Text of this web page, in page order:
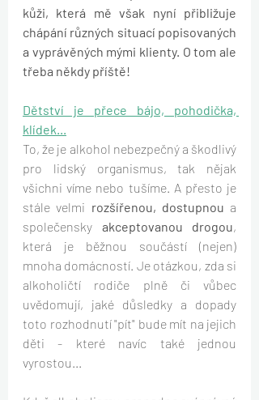
kůži, která mě však nyní přibližuje
chápání různých situací popisovaných
a vyprávěných mými klienty. O tom ale
třeba někdy příště!
Dětství je přece bájo, pohodička,
klídek...
To, že je alkohol nebezpečný a škodlivý
pro lidský organismus, tak nějak
všichni víme nebo tušíme. A přesto je
stále velmi rozšířenou, dostupnou a
společensky akceptovanou drogou,
která je běžnou součástí (nejen)
mnoha domácností. Je otázkou, zda si
alkoholičtí rodiče plně či vůbec
uvědomují, jaké důsledky a dopady
toto rozhodnutí "pít" bude mít na jejich
děti - které navíc také jednou
vyrostou...